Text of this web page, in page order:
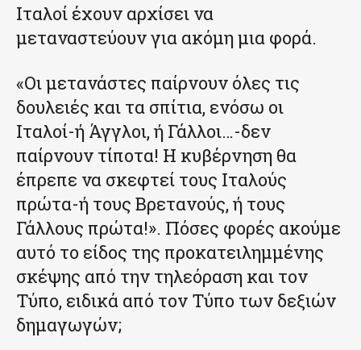
Ιταλοί έχουν αρχίσει να
μεταναστεύουν για ακόμη μια φορά.
«Οι μετανάστες παίρνουν όλες τις
δουλειές και τα σπίτια, ενόσω οι
Ιταλοί-ή Άγγλοι, ή Γάλλοι…-δεν
παίρνουν τίποτα! Η κυβέρνηση θα
έπρεπε να σκεφτεί τους Ιταλούς
πρώτα-ή τους Βρετανούς, ή τους
Γάλλους πρώτα!». Πόσες φορές ακούμε
αυτό το είδος της προκατειλημμένης
σκέψης από την τηλεόραση και τον
Τύπο, ειδικά από τον Τύπο των δεξιών
δημαγωγών;